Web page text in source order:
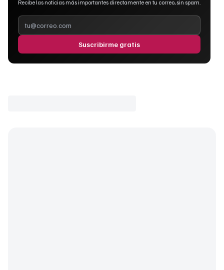
Recibe las noticias más importantes directamente en tu correo, sin spam.
Suscribirme gratis